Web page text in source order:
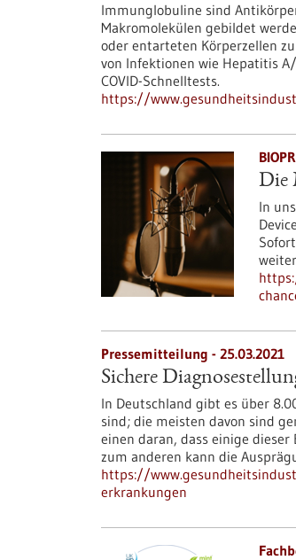
Immunglobuline sind
Makromolekülen gebildet
oder entarteten Körperzellen
von Infektionen wie Hepatitis
COVID-Schnelltests.
https://
Die
In
Pressemitteilung - 25.03.2021
Sichere
In Deutschland gibt es über
sind; die meisten davon sind
einen daran, dass einige
zum anderen kann die
https://
erkrankungen